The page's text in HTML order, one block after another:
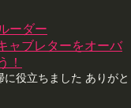
ーダー
ャブレターをオーバ
！
役立ちました ありがと